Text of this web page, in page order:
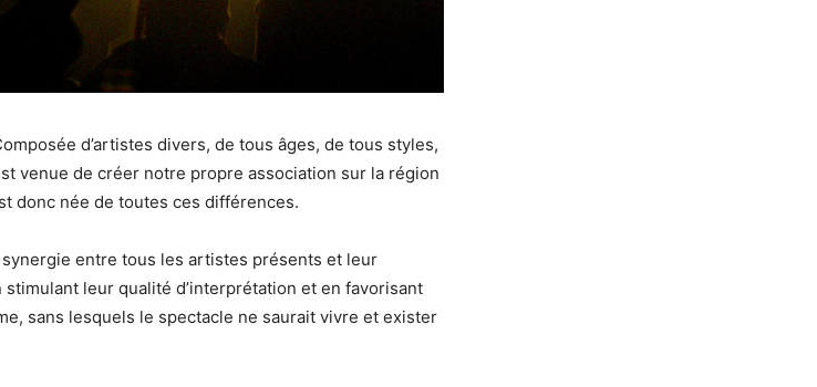
d’artistes divers, de tous âges, de tous styles,
venue de créer notre propre association sur la région
donc née de toutes ces différences.
entre tous les artistes présents et leur
leur qualité d’interprétation et en favorisant
sans lesquels le spectacle ne saurait vivre et exister